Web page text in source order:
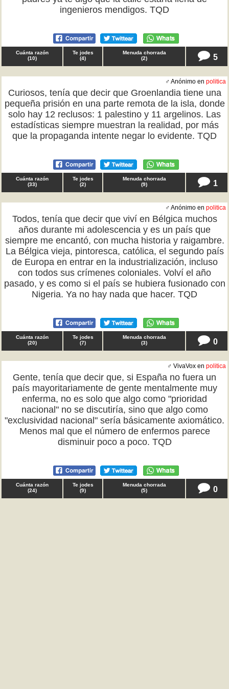
ingenieros mendigos. TQD
Cuánta razón
(10)
Te jodes
(4)
Menuda chorrada
(2) 5
♂ Anónimo en politica
Curiosos, tenía que decir que Groenlandia tiene una
pequeña prisión en una parte remota de la isla, donde
solo hay 12 reclusos: 1 palestino y 11 argelinos. Las
estadísticas siempre muestran la realidad, por más
que la propaganda intente negar lo evidente. TQD
Cuánta razón
(33)
Te jodes
(2)
Menuda chorrada
(9) 1
♂ Anónimo en politica
Todos, tenía que decir que viví en Bélgica muchos
años durante mi adolescencia y es un país que
siempre me encantó, con mucha historia y raigambre.
La Bélgica vieja, pintoresca, católica, el segundo país
de Europa en entrar en la industrialización, incluso
con todos sus crímenes coloniales. Volví el año
pasado, y es como si el país se hubiera fusionado con
Nigeria. Ya no hay nada que hacer. TQD
Cuánta razón
(20)
Te jodes
(7)
Menuda chorrada
(3) 0
♂ VivaVox en politica
Gente, tenía que decir que, si España no fuera un
país mayoritariamente de gente mentalmente muy
enferma, no es solo que algo como "prioridad
nacional" no se discutiría, sino que algo como
"exclusividad nacional" sería básicamente axiomático.
Menos mal que el número de enfermos parece
disminuir poco a poco. TQD
Cuánta razón
(24)
Te jodes
(9)
Menuda chorrada
(5) 0